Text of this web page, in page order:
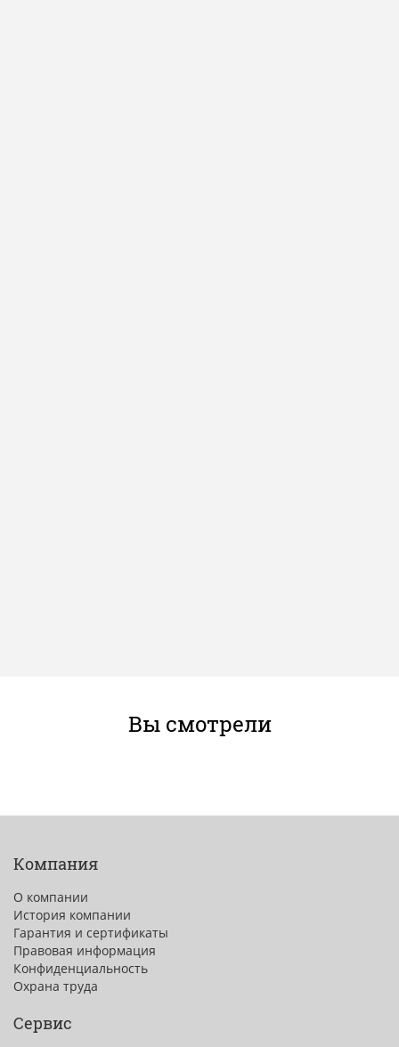
Вы смотрели
Компания
О компании
История компании
Гарантия и сертификаты
Правовая информация
Конфиденциальность
Охрана труда
Сервис